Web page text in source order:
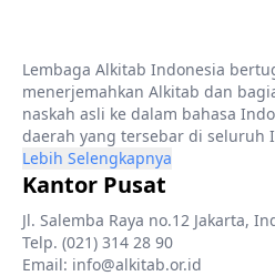
Lembaga Alkitab Indonesia
menerjemahkan Alkitab dan
naskah asli ke dalam bahasa
daerah yang tersebar di seluruh
Lebih Selengkapnya
Kantor Pusat
Jl. Salemba Raya no.12 Jakarta,
Telp. (021) 314 28 90
Email: info@alkitab.or.id